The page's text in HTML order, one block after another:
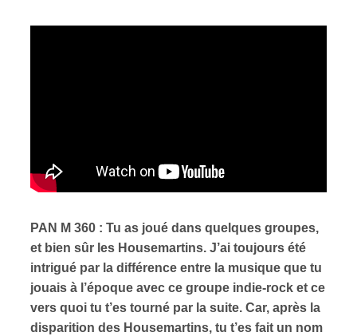
PAN M 360 : Tu as joué dans quelques groupes,
et bien sûr les Housemartins. J’ai toujours été
intrigué par la différence entre la musique que tu
jouais à l’époque avec ce groupe indie-rock et ce
vers quoi tu t’es tourné par la suite. Car, après la
disparition des Housemartins, tu t’es fait un nom